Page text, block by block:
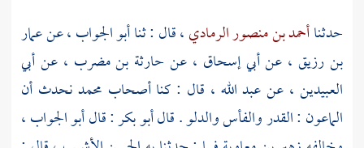
حدثناأحمد بن منصور الرمادي، قال : ثناأبو الجواب، عنعمار
بن رزيق ، عنأبي إسحاق ، عن حارثة بن مضرب ، عنأبي
العبيدين ، عنعبد الله ، قال : كنا أصحاب محمدنحدث أن
الماعون : القدر والفأس والدلو . قالأبو بكر: قالأبو الجواب ،